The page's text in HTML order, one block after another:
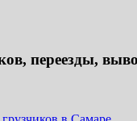
переезды,